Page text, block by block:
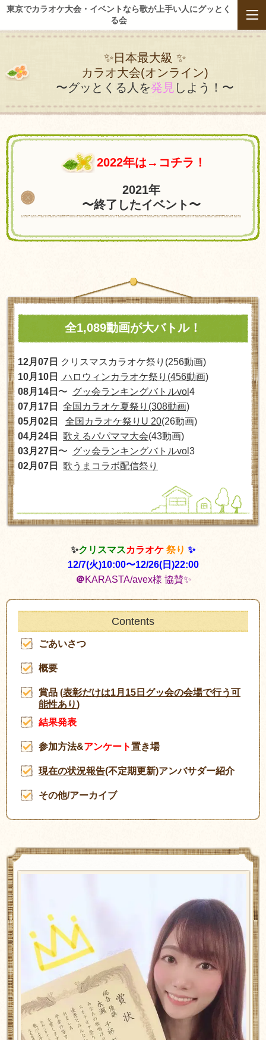
東京でカラオケ大会・イベントなら歌が上手い人にグッとく
る会
✨日本最大級 ✨
カラオ大会(オンライン)
〜グッとくる人を発見 しよう！〜
2022年は→コチラ！
2021年
〜終了したイベント〜
全1,089動画が大バトル！
12月07日 クリスマスカラオケ祭り(256動画)
10月10日
ハロウィンカラオケ祭り(456動画)
08月14日 〜 グッ会ランキングバトルvol 4
07月17日
全国カラオケ夏祭り(308動画)
05月02日
全国カラオケ祭りU 20(26動画)
04月24日
歌えるパパママ大会(43動画)
03月27日 〜 グッ会ランキングバトルvol 3
02月07日
歌うまコラボ配信祭り
✨クリスマスカラオケ 祭り ✨
12/7(火)10:00〜12/26(日)22:00
＠KARASTA/avex様 協賛✨
Contents
ごあいさつ
概要
賞品 (表彰だけは1月15日グッ会の会場で行う可
能性あり)
結果発表
参加方法&アンケート置き場
現在の状況報告(不定期更新)アンバサダー紹介
その他/アーカイブ